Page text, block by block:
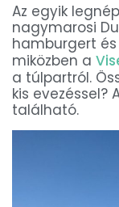
Az egyik
nagymarosi
hamburgert
miközben a
a túlpartról.
kis evezéssel?
található.